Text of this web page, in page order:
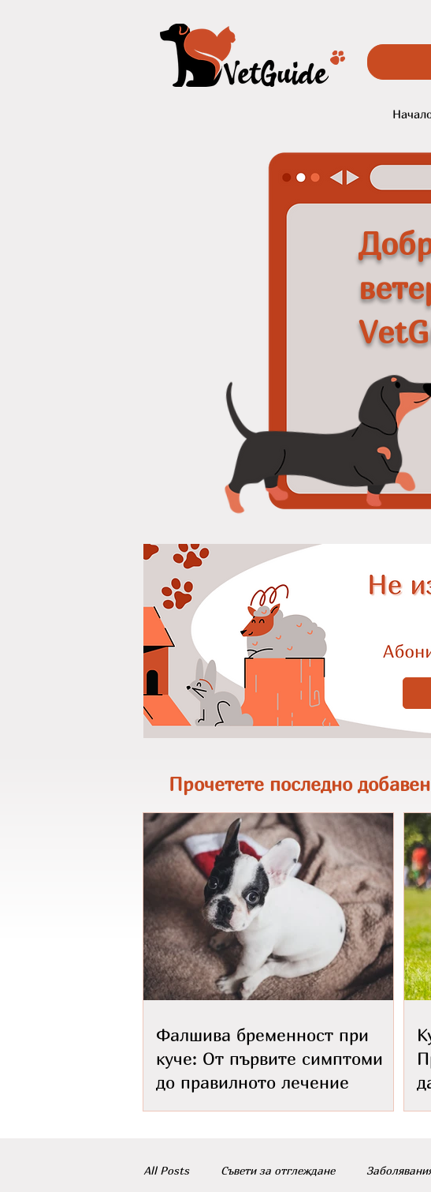
Прочетете последно
Фалшива бременност при
куче: От първите симптоми
до правилното лечение
All Posts Съвети за отглеждане